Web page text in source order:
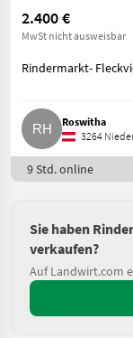
2.400 €
MwSt nicht ausweisbar
Rindermarkt-
Roswitha
3264
9 Std. online
Sie haben
verkaufen?
Auf Landwirt.com